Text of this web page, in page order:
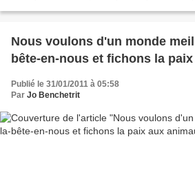
Nous voulons d'un monde
bête-en-nous et fichons la
Publié le 31/01/2011 à 05:58
Par Jo Benchetrit